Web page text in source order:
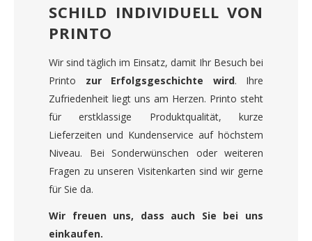
SCHILD INDIVIDUELL VON
PRINTO
Wir sind täglich im Einsatz, damit Ihr Besuch bei
Printo zur Erfolgsgeschichte wird. Ihre
Zufriedenheit liegt uns am Herzen. Printo steht
für erstklassige Produktqualität, kurze
Lieferzeiten und Kundenservice auf höchstem
Niveau. Bei Sonderwünschen oder weiteren
Fragen zu unseren Visitenkarten sind wir gerne
für Sie da.
Wir freuen uns, dass auch Sie bei uns
einkaufen.